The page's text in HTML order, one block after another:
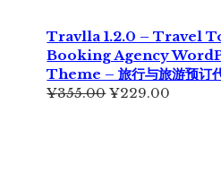
为：
¥699.00。
格
为：
Travlla 1.2.0 – Travel
Booking Agency
Theme – 旅行与旅游预订
¥355.00原
¥229.00